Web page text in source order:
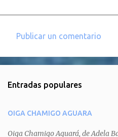
e
t
a
Publicar un comentario
Entradas populares
OIGA CHAMIGO AGUARA
Oiga Chamigo Aguará, de Adela